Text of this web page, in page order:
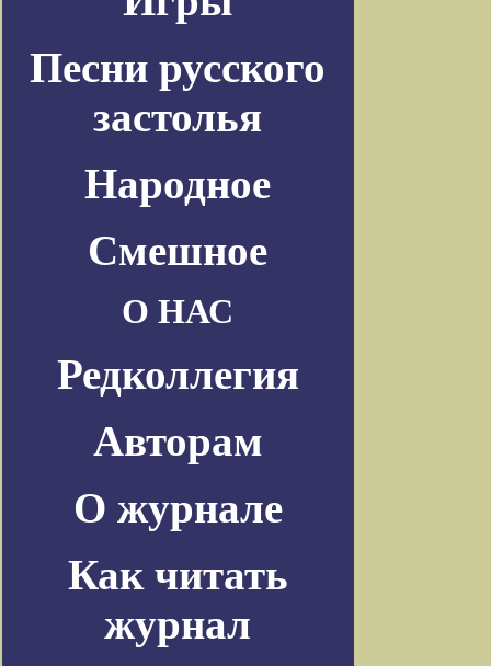
Песни русского
застолья
Народное
Смешное
О НАС
Редколлегия
Авторам
О журнале
Как читать
журнал